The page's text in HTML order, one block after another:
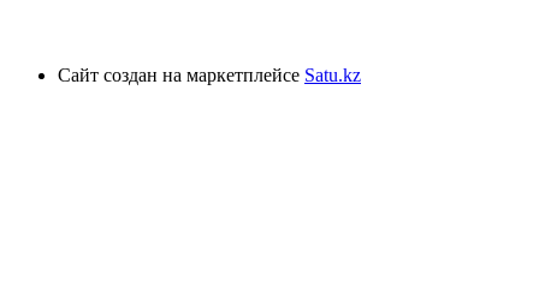
Сайт создан на маркетплейсе Satu.kz